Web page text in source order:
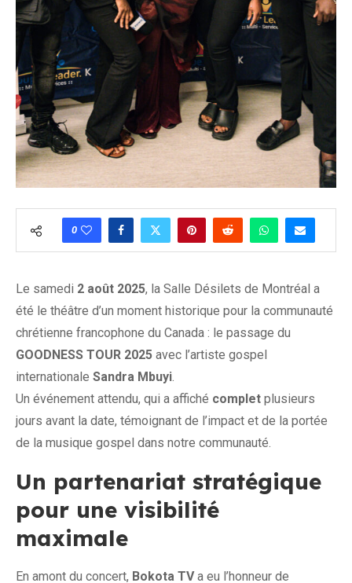
0
Le samedi 2 août 2025, la Salle Désilets de Montréal a
été le théâtre d’un moment historique pour la communauté
chrétienne francophone du Canada : le passage du
GOODNESS TOUR 2025 avec l’artiste gospel
internationale Sandra Mbuyi
Un événement attendu, qui a affiché complet plusieurs
jours avant la date, témoignant de l’impact et de la portée
de la musique gospel dans notre communauté.
Un partenariat stratégique
pour une visibilité
maximale
En amont du concert, Bokota TVa eu l’honneur de